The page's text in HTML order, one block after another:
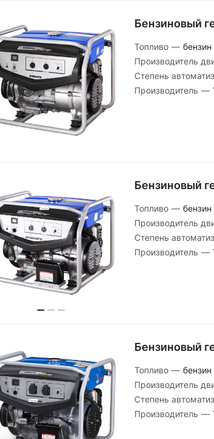
Бензиновый
Топливо — бензин
Производитель
Степень
Производитель —
Бензиновый
Топливо — бензин
Производитель
Степень
Производитель —
Бензиновый
Топливо — бензин
Производитель
Степень
Производитель —